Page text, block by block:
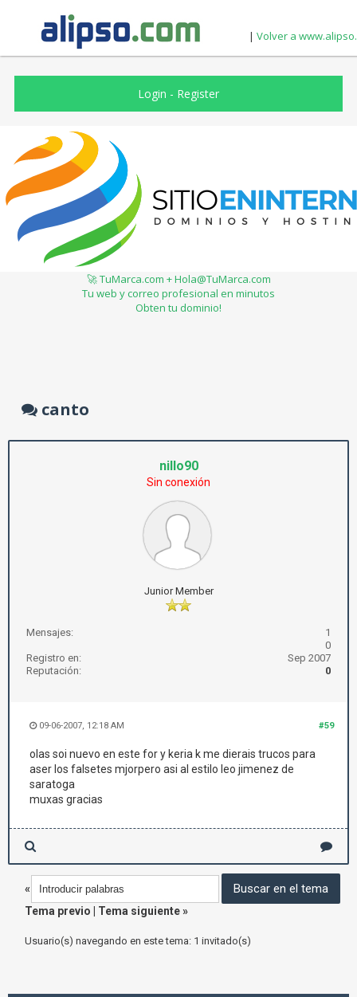
| Volver a
Login - Register
🚀 TuMarca.com + Hola@TuMarca.com
Tu web y correo profesional en minutos
Obten tu dominio!
canto
nillo90
Sin conexión
Junior Member
Mensajes:
1
0
Registro en:
Sep 2007
Reputación:
0
#59
09-06-2007, 12:18 AM
olas soi nuevo en este for y keria k me dierais trucos para
aser los falsetes mjorpero asi al estilo leo jimenez de
saratoga
muxas gracias
«
Tema previo
Tema siguiente»
Usuario(s) navegando en este tema: 1 invitado(s)